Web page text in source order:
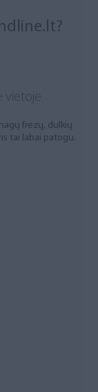
vietoje
frezų, dulkių
tai labai patogu.